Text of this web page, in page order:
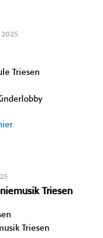
Triesen
Triesen
Triesen